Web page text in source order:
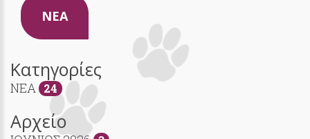
NEA
Κατηγορίες
NEA 24
Αρχείο